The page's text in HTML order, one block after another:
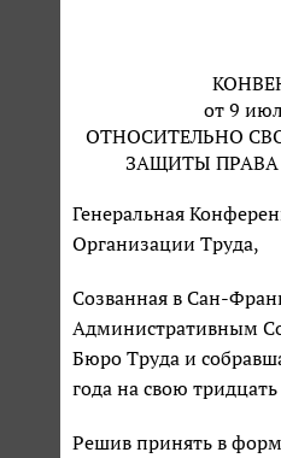
от 9
ОТНОСИТЕЛЬНО
ЗАЩИТЫ
Генеральная
Организации Труда,
Созванная в Сан-
Административным
Бюро Труда и
года на свою
Решив принять в